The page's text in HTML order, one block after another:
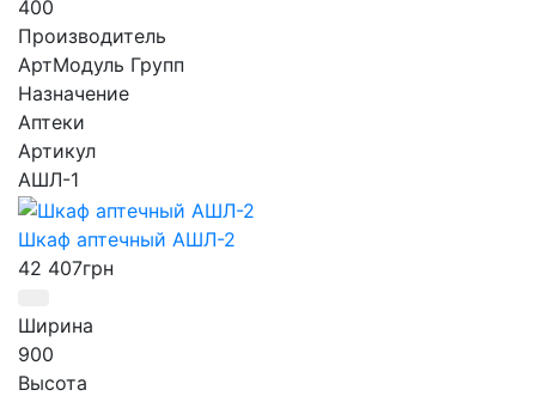
400
Производитель
АртМодуль Групп
Назначение
Аптеки
Артикул
АШЛ-1
Шкаф аптечный АШЛ-2
42 407грн
Ширина
900
Высота